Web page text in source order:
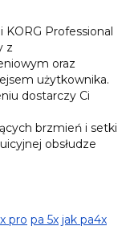
Professional
z
oraz
użytkownika.
dostarczy Ci
brzmień i setki
obsłudze
pro pa 5x jak pa4x